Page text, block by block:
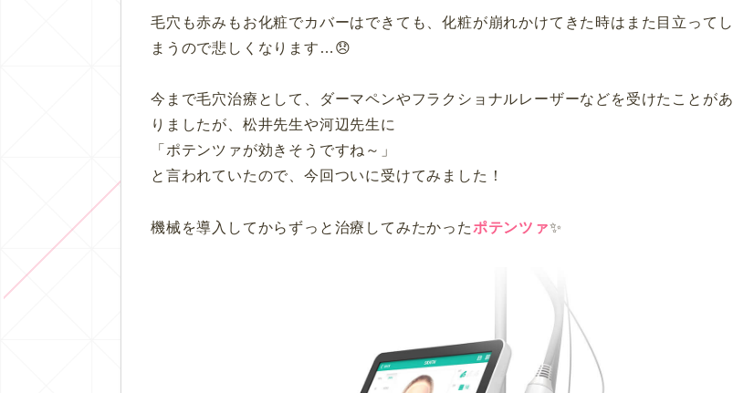
毛穴も赤みもお化粧でカバーはできても、化粧が崩れかけてきた時はまた目立ってし
まうので悲しくなります…😞
今まで毛穴治療として、ダーマペンやフラクショナルレーザーなどを受けたことがあ
りましたが、松井先生や河辺先生に
「ポテンツァが効きそうですね～」
と言われていたので、今回ついに受けてみました！
機械を導入してからずっと治療してみたかったポテンツァ✨